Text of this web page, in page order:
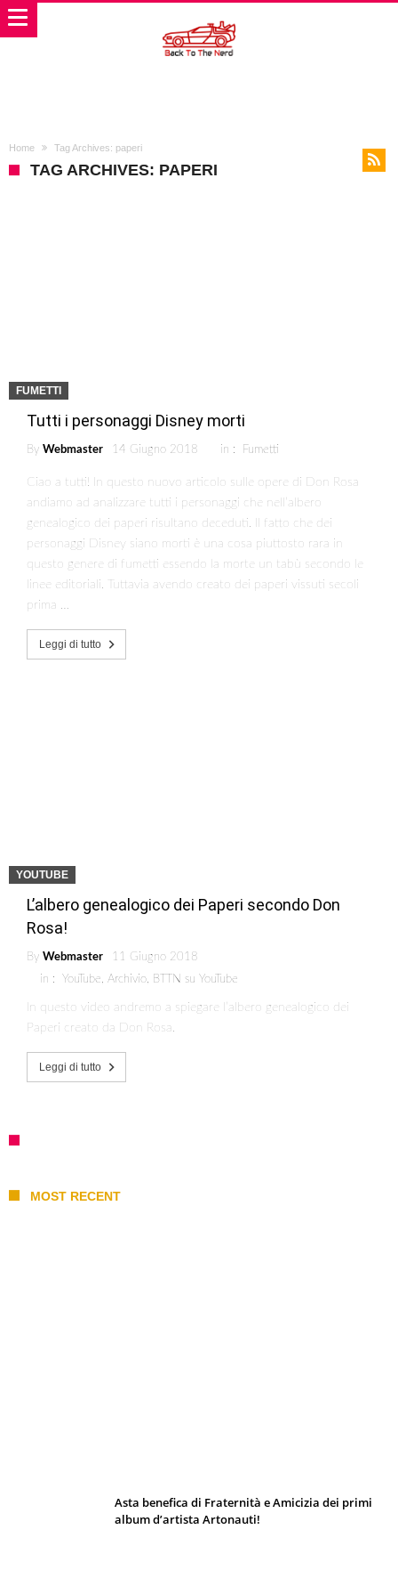
Home Tag Archives: paperi
TAG ARCHIVES: PAPERI
FUMETTI
Tutti i personaggi Disney morti
By Webmaster 14 Giugno 2018 in : Fumetti
Ciao a tutti! In questo nuovo articolo sulle opere di Don Rosa
andiamo ad analizzare tutti i personaggi che nell’albero
genealogico dei paperi risultano deceduti. Il fatto che dei
personaggi Disney siano morti è una cosa piuttosto rara in
questo genere di fumetti essendo la morte un tabù secondo le
linee editoriali. Tuttavia avendo creato dei paperi vissuti secoli
prima …
Leggi di tutto
YOUTUBE
L’albero genealogico dei Paperi secondo Don
Rosa!
By Webmaster
11 Giugno 2018
in : YouTube Archivio BTTN su YouTube
In questo video andremo a spiegare l’albero genealogico dei
Paperi creato da Don Rosa.
Leggi di tutto
MOST RECENT
Asta benefica di Fraternità e Amicizia dei primi
album d’artista Artonauti!